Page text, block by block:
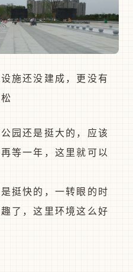
施还没建成，更没有
园还是挺大的，应该
等一年，这里就可以
挺快的，一转眼的时
了，这里环境这么好